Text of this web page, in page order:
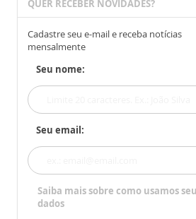
QUER RECEBER NOVIDADES?
Cadastre seu e-mail e receba notícias
mensalmente
Seu nome:
Seu email:
Saiba mais sobre como usamos
dados